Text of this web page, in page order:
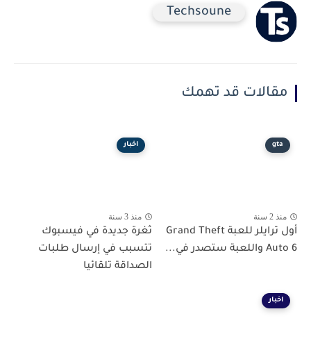
Techsoune
مقالات قد تهمك
gta
منذ 2 سنة
أول ترايلر للعبة Grand Theft
Auto 6 واللعبة ستصدر في...
اخبار
منذ 3 سنة
ثغرة جديدة في فيسبوك
تتسبب في إرسال طلبات
الصداقة تلقائيا
اخبار